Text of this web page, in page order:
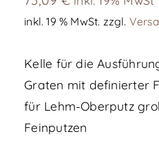
inkl. 19 % MwSt. zzgl.
Kelle für die
Graten mit definierter
für Lehm-Oberputz
Feinputzen